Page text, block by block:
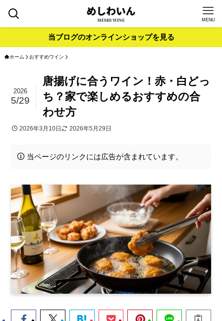
MENU
当ブログのオンラインショップを見る
ホーム おすすめワイン
唐揚げに合うワイン！赤・白どっ
ち？家で楽しめるおすすめの合
わせ方
2026
5/29
2026年3月10日 2026年5月29日
当ページのリンクには広告が含まれています。